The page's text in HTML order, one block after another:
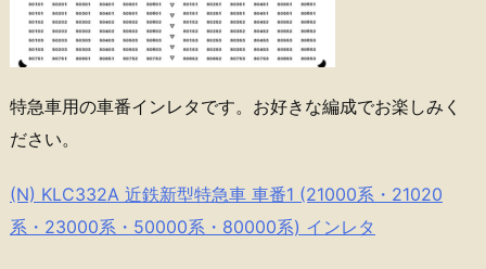
特急車用の車番インレタです。お好きな編成でお楽しみく
ださい。
(N) KLC332A 近鉄新型特急車 車番1 (21000系・21020
系・23000系・50000系・80000系) インレタ